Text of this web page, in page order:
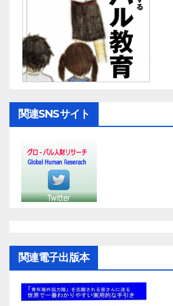
関連SNSサイト
関連電子出版本